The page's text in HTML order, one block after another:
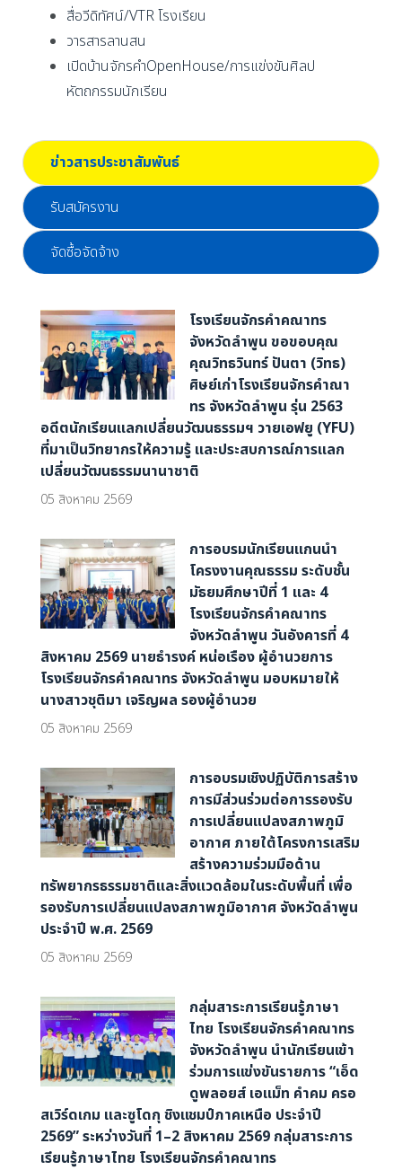
สื่อวีดิทัศน์/VTR โรงเรียน
วารสารลานสน
เปิดบ้านจักรคำOpenHouse/การแข่งขันศิลป
หัตถกรรมนักเรียน
ข่าวสารประชาสัมพันธ์
รับสมัครงาน
จัดซื้อจัดจ้าง
โรงเรียนจักรคำคณาทร
จังหวัดลำพูน ขอขอบคุณ
คุณวิทธวินทร์ ปันตา (วิทธ)
ศิษย์เก่าโรงเรียนจักรคำณา
ทร จังหวัดลำพูน รุ่น 2563
อดีตนักเรียนแลกเปลี่ยนวัฒนธรรมฯ วายเอฟยู (YFU)
ที่มาเป็นวิทยากรให้ความรู้ และประสบการณ์การแลก
เปลี่ยนวัฒนธรรมนานาชาติ
05 สิงหาคม 2569
การอบรมนักเรียนแกนนำ
โครงงานคุณธรรม ระดับชั้น
มัธยมศึกษาปีที่ 1 และ 4
โรงเรียนจักรคำคณาทร
จังหวัดลำพูน วันอังคารที่ 4
สิงหาคม 2569 นายธำรงค์ หน่อเรือง ผู้อำนวยการ
โรงเรียนจักรคำคณาทร จังหวัดลำพูน มอบหมายให้
นางสาวชุติมา เจริญผล รองผู้อํานวย
05 สิงหาคม 2569
การอบรมเชิงปฏิบัติการสร้าง
การมีส่วนร่วมต่อการรองรับ
การเปลี่ยนแปลงสภาพภูมิ
อากาศ ภายใต้โครงการเสริม
สร้างความร่วมมือด้าน
ทรัพยากรธรรมชาติและสิ่งแวดล้อมในระดับพื้นที่ เพื่อ
รองรับการเปลี่ยนแปลงสภาพภูมิอากาศ จังหวัดลำพูน
ประจำปี พ.ศ. 2569
05 สิงหาคม 2569
กลุ่มสาระการเรียนรู้ภาษา
ไทย โรงเรียนจักรคำคณาทร
จังหวัดลำพูน นำนักเรียนเข้า
ร่วมการแข่งขันรายการ “เอ็ด
ดูพลอยส์ เอแม็ท คำคม ครอ
สเวิร์ดเกม และซูโดกุ ชิงแชมป์ภาคเหนือ ประจำปี
2569” ระหว่างวันที่ 1–2 สิงหาคม 2569 กลุ่มสาระการ
เรียนรู้ภาษาไทย โรงเรียนจักรคำคณาทร